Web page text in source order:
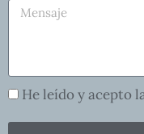
He leído y acepto